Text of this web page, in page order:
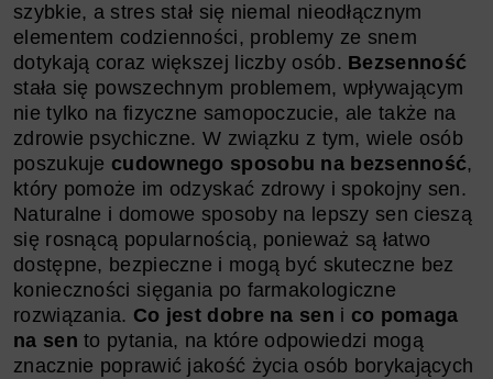
szybkie, a stres stał się niemal nieodłącznym
elementem codzienności, problemy ze snem
dotykają coraz większej liczby osób. Bezsenność
stała się powszechnym problemem, wpływającym
nie tylko na fizyczne samopoczucie, ale także na
zdrowie psychiczne. W związku z tym, wiele osób
poszukuje cudownego sposobu na bezsenność,
który pomoże im odzyskać zdrowy i spokojny sen.
Naturalne i domowe sposoby na lepszy sen cieszą
się rosnącą popularnością, ponieważ są łatwo
dostępne, bezpieczne i mogą być skuteczne bez
konieczności sięgania po farmakologiczne
rozwiązania. Co jest dobre na sen i co pomaga
na sen to pytania, na które odpowiedzi mogą
znacznie poprawić jakość życia osób borykających